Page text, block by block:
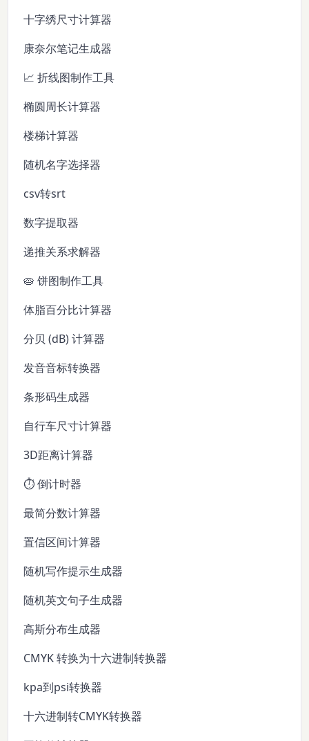
十字绣尺寸计算器
康奈尔笔记生成器
📈 折线图制作工具
椭圆周长计算器
楼梯计算器
随机名字选择器
csv转srt
数字提取器
递推关系求解器
🥧 饼图制作工具
体脂百分比计算器
分贝 (dB) 计算器
发音音标转换器
条形码生成器
自行车尺寸计算器
3D距离计算器
⏱️ 倒计时器
最简分数计算器
置信区间计算器
随机写作提示生成器
随机英文句子生成器
高斯分布生成器
CMYK 转换为十六进制转换器
kpa到psi转换器
十六进制转CMYK转换器